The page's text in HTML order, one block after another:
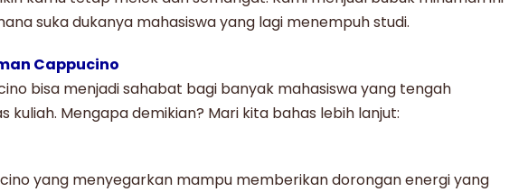
suka dukanya mahasiswa yang lagi menempuh studi.
Cappucino
bisa menjadi sahabat bagi banyak mahasiswa yang tengah
kuliah. Mengapa demikian? Mari kita bahas lebih lanjut:
yang menyegarkan mampu memberikan dorongan energi yang